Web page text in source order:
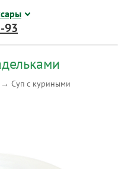
→ Суп с куриными
93